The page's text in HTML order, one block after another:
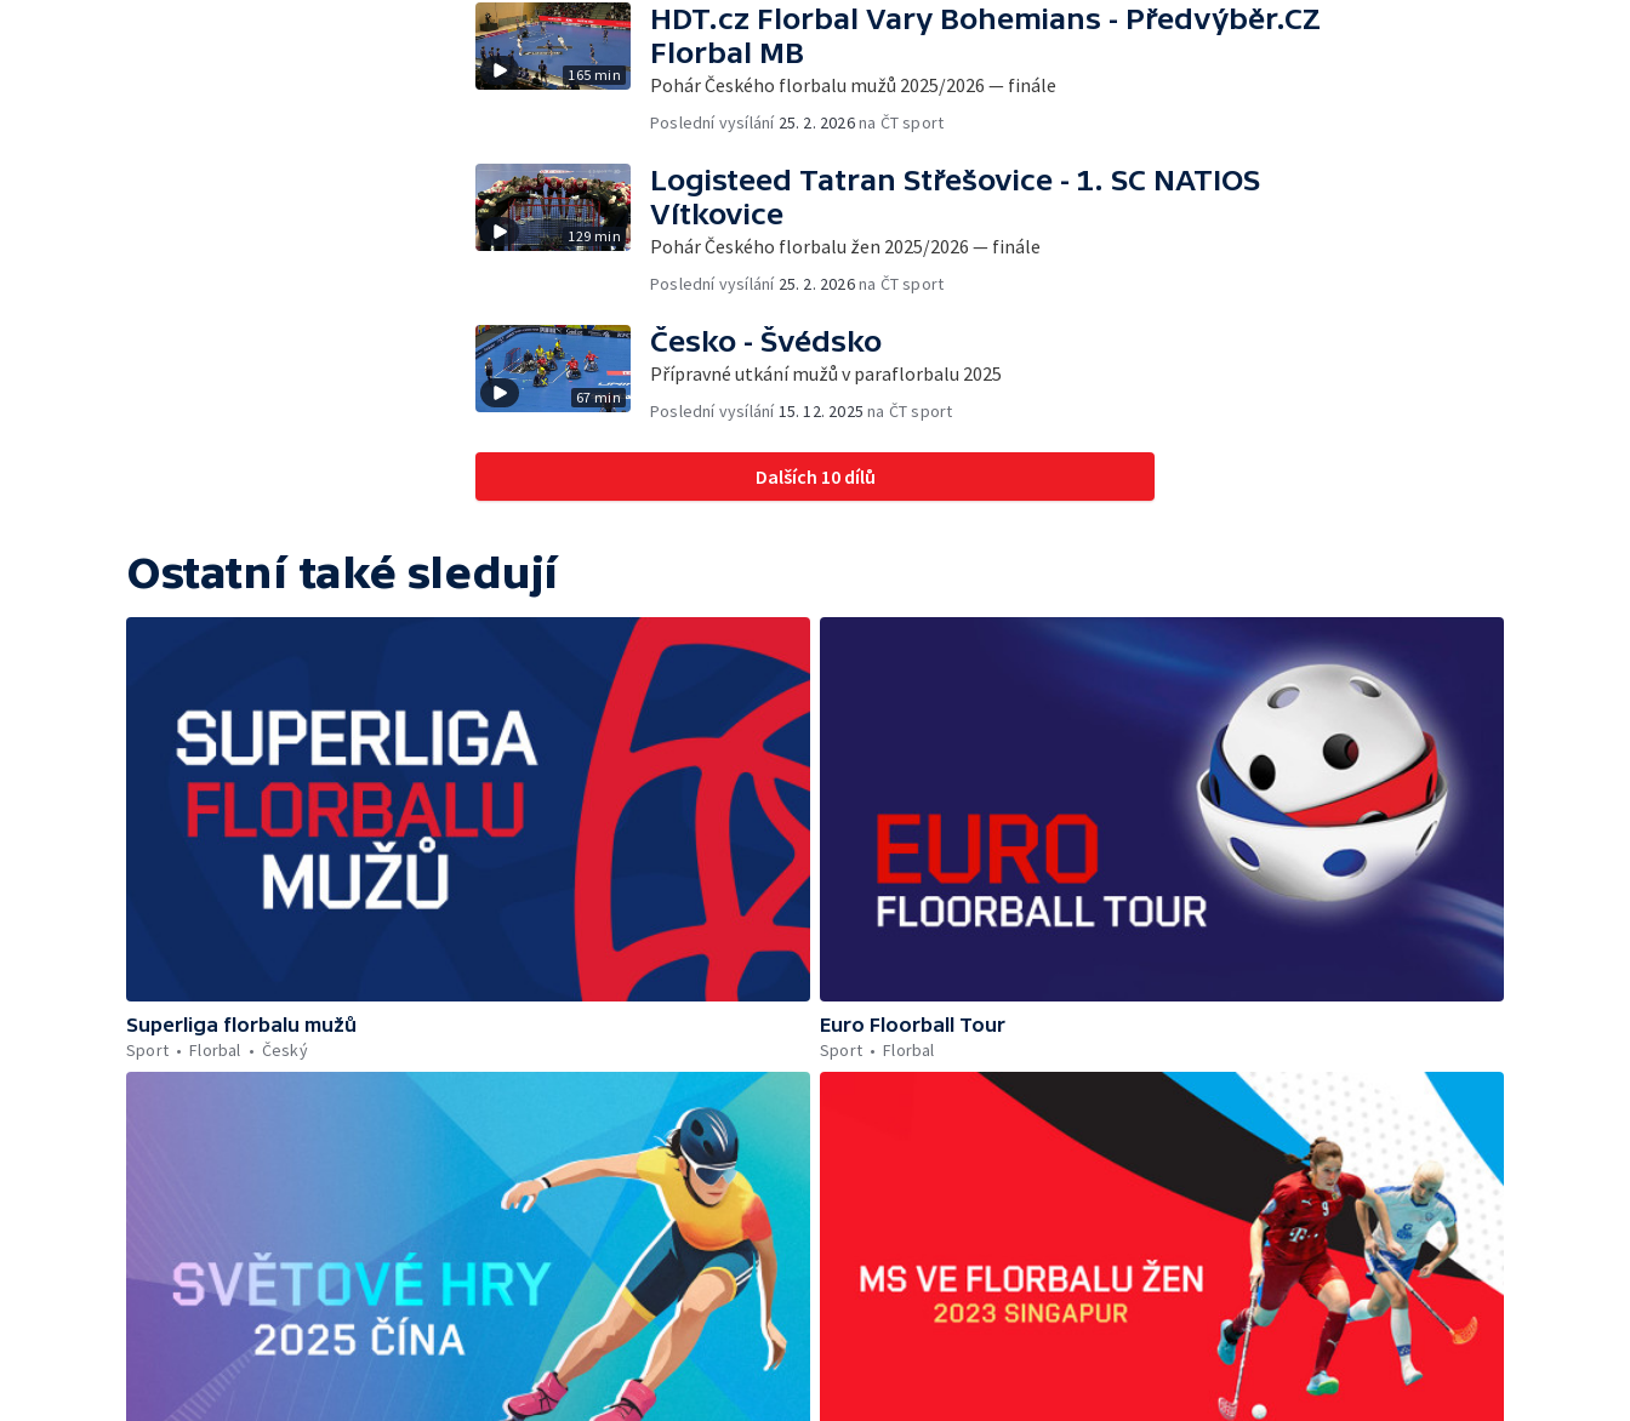
165 min
HDT.cz Florbal Vary Bohemians - Předvýběr.CZ
Florbal MB
Pohár Českého florbalu mužů 2025/2026 — finále
Poslední vysílání 25. 2. 2026na ČT sport
129 min
Logisteed Tatran Střešovice - 1. SC NATIOS
Vítkovice
Pohár Českého florbalu žen 2025/2026 — finále
Poslední vysílání 25. 2. 2026na ČT sport
67 min
Česko - Švédsko
Přípravné utkání mužů v paraflorbalu 2025
Poslední vysílání 15. 12. 2025 na ČT sport
Dalších 10 dílů
Ostatní také sledují
Superliga florbalu mužů
Sport
Florbal Český
Euro Floorball Tour
Sport
Florbal